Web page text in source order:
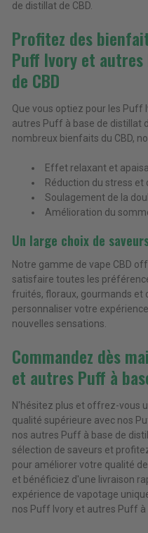
de distillat de CBD.
Profitez des
Puff Ivory et
de CBD
Que vous optiez pour les Puff
autres Puff à base de distillat
nombreux bienfaits du CBD,
Effet relaxant et
Réduction du stress et
Soulagement de la
Amélioration du
Un large choix de
Notre gamme de vape CBD
satisfaire toutes les
fruités, floraux, gourmands et
personnaliser votre
nouvelles sensations.
Commandez dès
et autres Puff à
N'hésitez plus et offrez-vous
qualité supérieure avec nos
nos autres Puff à base de
sélection de saveurs et
pour améliorer votre qualité
et bénéficiez d'une livraison
expérience de vapotage
nos Puff Ivory et autres Puff à